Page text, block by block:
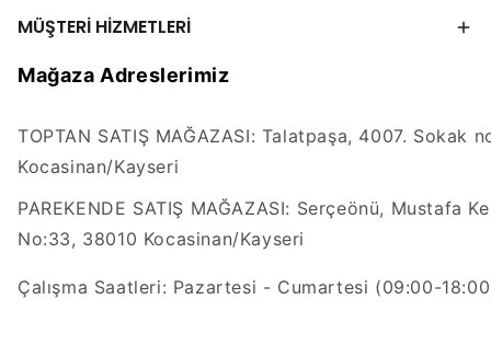
MÜŞTERİ HİZMETLERİ
Mağaza Adreslerimiz
TOPTAN SATIŞ MAĞAZASI: Talatpaşa, 4007. Sokak
Kocasinan/Kayseri
PAREKENDE SATIŞ MAĞAZASI: Serçeönü, Mustafa
No:33, 38010 Kocasinan/Kayseri
Çalışma Saatleri: Pazartesi - Cumartesi (09:00-